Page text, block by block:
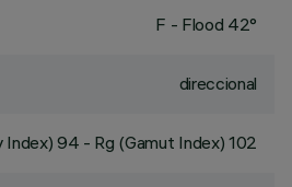
F - Flood 42°
direccional
94 - Rg (Gamut Index) 102